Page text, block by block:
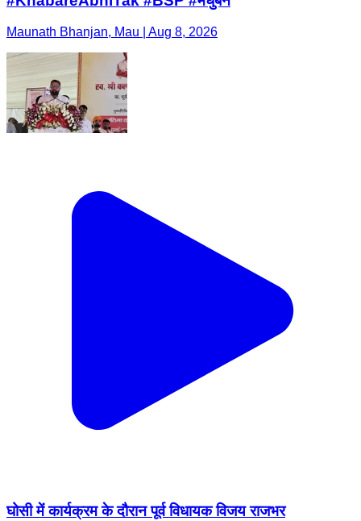
Maunath Bhanjan, Mau | Aug 8, 2026
घोसी में कार्यक्रम के दौरान पूर्व विधायक विजय राजभर